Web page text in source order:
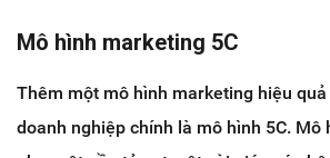
Mô hình marketing 5C
Thêm một mô hình marketing hiệu
doanh nghiệp chính là mô hình 5C. Mô